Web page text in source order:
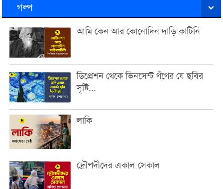
গল্প
আমি কেন আর কোনোদিন দাড়ি কাটিনি
ডিপ্রেশন থেকে ভিনসেন্ট গঁগের যে ছবির
সৃষ্টি...
লাকি
দ্রৌপদীদের একাল-সেকাল